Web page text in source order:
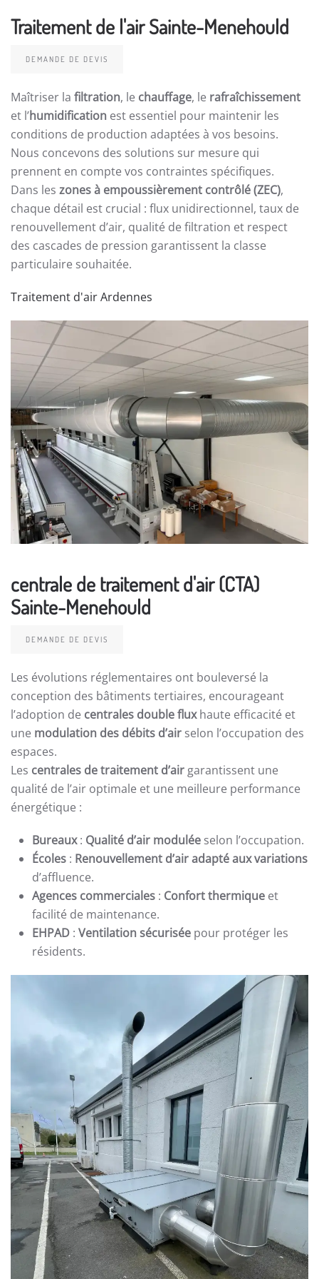
Traitement de l'air Sainte-Menehould
DEMANDE DE DEVIS
Maîtriser la filtration, le chauffage, le rafraîchissement
et l’humidification est essentiel pour maintenir les
conditions de production adaptées à vos besoins.
Nous concevons des solutions sur mesure qui
prennent en compte vos contraintes spécifiques.
Dans les zones à empoussièrement contrôlé (ZEC),
chaque détail est crucial : flux unidirectionnel, taux de
renouvellement d’air, qualité de filtration et respect
des cascades de pression garantissent la classe
particulaire souhaitée.
Traitement d'air Ardennes
centrale de traitement d'air (CTA)
Sainte-Menehould
DEMANDE DE DEVIS
Les évolutions réglementaires ont bouleversé la
conception des bâtiments tertiaires, encourageant
l’adoption de centrales double fluxhaute efficacité et
une modulation des débits d’air selon l’occupation des
espaces.
Les centrales de traitement d’air garantissent une
qualité de l’air optimale et une meilleure performance
énergétique :
Bureaux: Qualité d’air modulée selon l’occupation.
Écoles : Renouvellement d’air adapté aux variations
d’affluence.
Agences commerciales : Confort thermique et
facilité de maintenance.
EHPAD : Ventilation sécurisée pour protéger les
résidents.